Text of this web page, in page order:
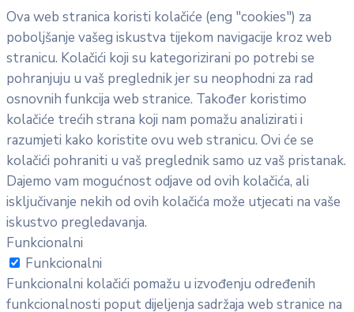
Ova web stranica koristi kolačiće (eng "cookies") za
poboljšanje vašeg iskustva tijekom navigacije kroz web
stranicu. Kolačići koji su kategorizirani po potrebi se
pohranjuju u vaš preglednik jer su neophodni za rad
osnovnih funkcija web stranice. Također koristimo
kolačiće trećih strana koji nam pomažu analizirati i
razumjeti kako koristite ovu web stranicu. Ovi će se
kolačići pohraniti u vaš preglednik samo uz vaš pristanak.
Dajemo vam mogućnost odjave od ovih kolačića, ali
isključivanje nekih od ovih kolačića može utjecati na vaše
iskustvo pregledavanja.
Funkcionalni
Funkcionalni
Funkcionalni kolačići pomažu u izvođenju određenih
funkcionalnosti poput dijeljenja sadržaja web stranice na